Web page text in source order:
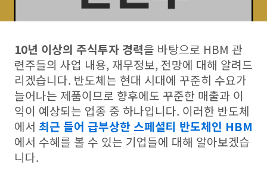
10년 이상의 주식투자 경력을 바탕으로 HBM 관
련주들의 사업 내용, 재무정보, 전망에 대해 알려드
리겠습니다. 반도체는 현대 시대에 꾸준히 수요가
늘어나는 제품이므로 향후에도 꾸준한 매출과 이
익이 예상되는 업종 중 하나입니다. 이러한 반도체
에서 최근 들어 급부상한 스페셜티 반도체인 HBM
에서 수혜를 볼 수 있는 기업들에 대해 알아보겠습
니다.